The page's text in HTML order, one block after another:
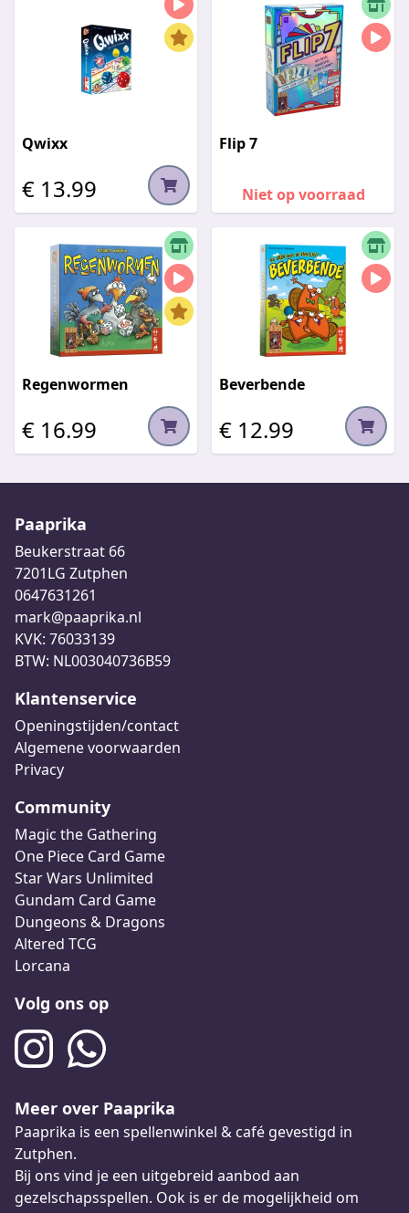
Qwixx
€ 13.99
Flip 7
Niet op voorraad
Regenwormen
€ 16.99
Beverbende
€ 12.99
Paaprika
Beukerstraat 66
7201LG Zutphen
0647631261
mark@paaprika.nl
KVK: 76033139
BTW: NL003040736B59
Klantenservice
Openingstijden/contact
Algemene voorwaarden
Privacy
Community
Magic the Gathering
One Piece Card Game
Star Wars Unlimited
Gundam Card Game
Dungeons & Dragons
Altered TCG
Lorcana
Volg ons op
Meer over Paaprika
Paaprika is een spellenwinkel & café gevestigd in
Zutphen.
Bij ons vind je een uitgebreid aanbod aan
gezelschapsspellen. Ook is er de mogelijkheid om